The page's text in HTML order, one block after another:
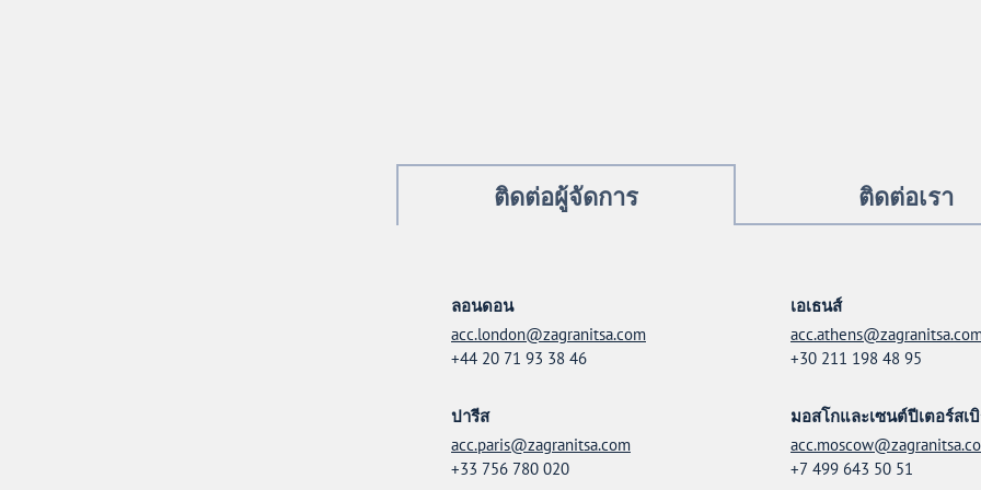
ติดต่อผู้จัดการ ติดต่อเรา
ลอนดอน
acc.london@zagranitsa.com
+44 20 71 93 38 46
เอเธนส์
+30 211 198 48 95
ปารีส
acc.paris@zagranitsa.com
+33 756 780 020
มอสโกและเซนต์ปีเตอร์สเ
+7 499 643 50 51